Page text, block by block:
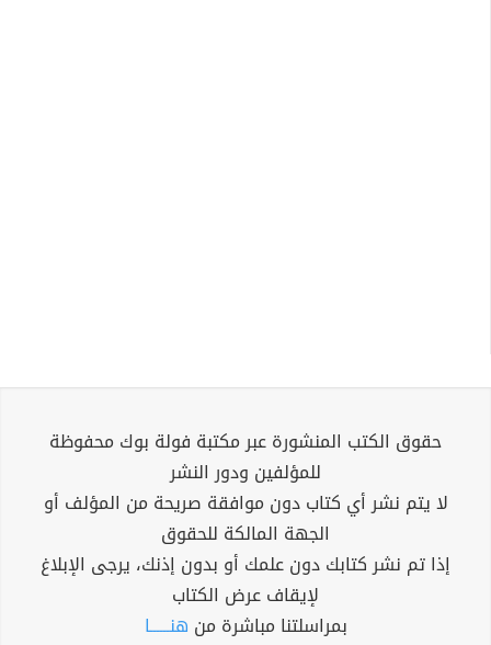
حقوق الكتب المنشورة عبر مكتبة فولة بوك محفوظة
للمؤلفين ودور النشر
لا يتم نشر أي كتاب دون موافقة صريحة من المؤلف أو
الجهة المالكة للحقوق
إذا تم نشر كتابك دون علمك أو بدون إذنك، يرجى الإبلاغ
لإيقاف عرض الكتاب
بمراسلتنا مباشرة من هنــــــا